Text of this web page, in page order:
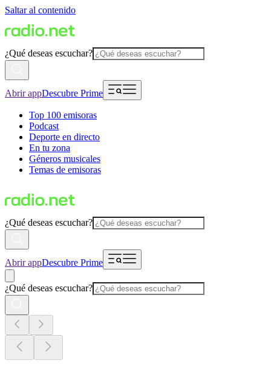
Saltar al contenido
¿Qué deseas escuchar?
Abrir appDescubre Prime
Top 100 emisoras
Podcast
Deporte en directo
En tu zona
Géneros musicales
Temas de emisoras
¿Qué deseas escuchar?
Abrir appDescubre Prime
¿Qué deseas escuchar?